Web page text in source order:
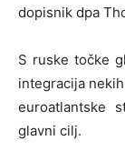
dopisnik dpa
S ruske točke
integracija
euroatlantske
glavni cilj.